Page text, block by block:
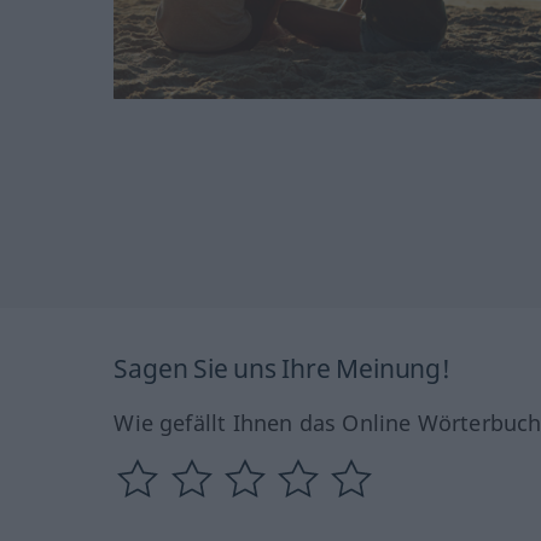
Sagen Sie uns Ihre Meinung!
Wie gefällt Ihnen das Online